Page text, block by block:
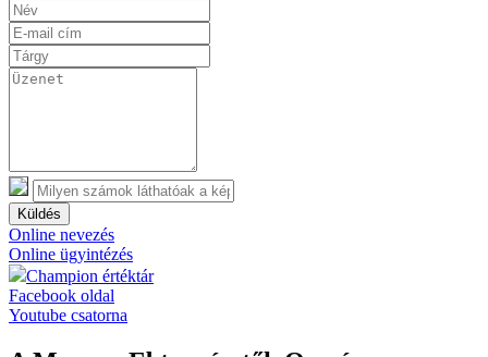
Küldés
Online nevezés
Online ügyintézés
Champion értéktár
Facebook oldal
Youtube csatorna